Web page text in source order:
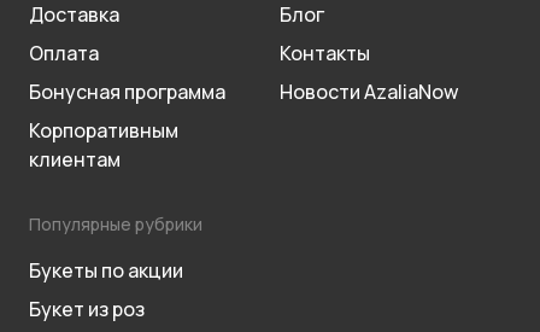
Доставка
Оплата
Бонусная программа
Корпоративным
клиентам
Блог
Контакты
Новости AzaliaNow
Популярные рубрики
Букеты по акции
Букет из роз